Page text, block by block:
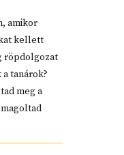
amikor
kellett
röpdolgozat
tanárok?
meg a